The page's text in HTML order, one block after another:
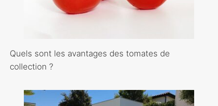
Quels sont les avantages des tomates de
collection ?